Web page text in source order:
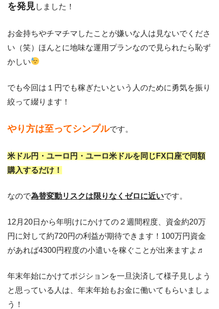
を発見しました！
お金持ちやチマチマしたことが嫌いな人は見ないでくださ
い（笑）ほんとに地味な運用プランなので見られたら恥ず
かしい
でも今回は１円でも稼ぎたいという人のために勇気を振り
絞って綴ります！
やり方は至ってシンプルです。
米ドル円・ユーロ円・ユーロ米ドルを同じFX口座で同額
購入するだけ ！
なので為替変動リスクは限りなくゼロに近いです。
12月20日から年明けにかけての２週間程度、資金約20万
円に対して約720円の利益が期待できます！100万円資金
があれば4300円程度の小遣いを稼ぐことが出来ますよ♬
年末年始にかけてポジションを一旦決済して様子見しよう
と思っている人は、年末年始もお金に働いてもらいましょ
う！